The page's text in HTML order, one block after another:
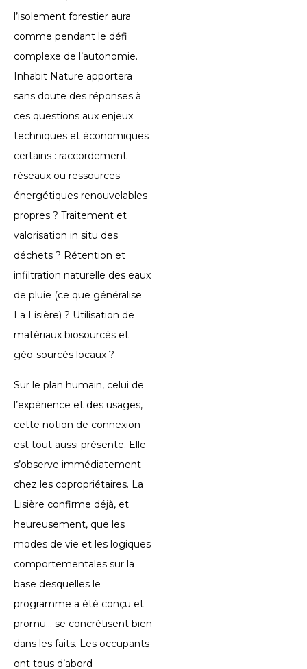
l’isolement forestier aura
comme pendant le défi
complexe de l’autonomie.
Inhabit Nature apportera
sans doute des réponses à
ces questions aux enjeux
techniques et économiques
certains : raccordement
réseaux ou ressources
énergétiques renouvelables
propres ? Traitement et
valorisation in situ des
déchets ? Rétention et
infiltration naturelle des eaux
de pluie (ce que généralise
La Lisière) ? Utilisation de
matériaux biosourcés et
géo-sourcés locaux ?
Sur le plan humain, celui de
l’expérience et des usages,
cette notion de connexion
est tout aussi présente. Elle
s’observe immédiatement
chez les copropriétaires. La
Lisière confirme déjà, et
heureusement, que les
modes de vie et les logiques
comportementales sur la
base desquelles le
programme a été conçu et
promu… se concrétisent bien
dans les faits. Les occupants
ont tous d’abord